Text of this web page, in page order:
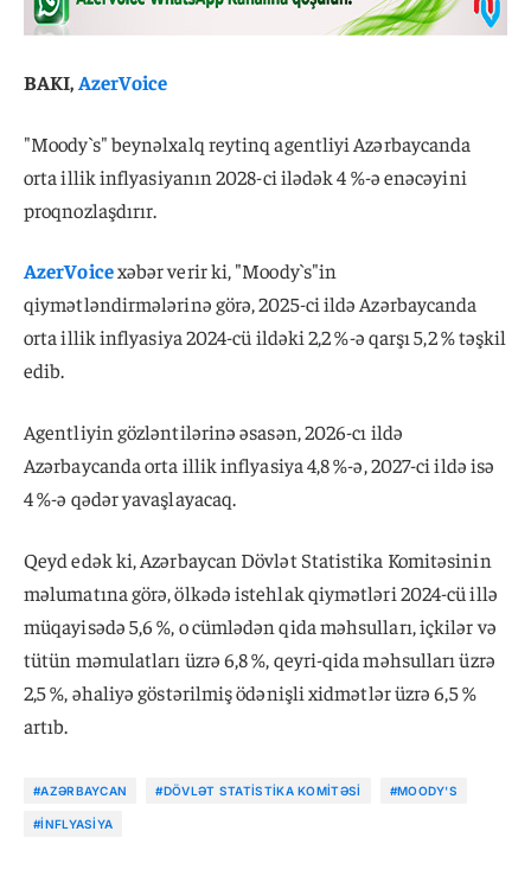
BAKI,AzerVoice
"Moody`s" beynəlxalq reytinq agentliyi Azərbaycanda
orta illik inflyasiyanın 2028-ci ilədək 4 %-ə enəcəyini
proqnozlaşdırır.
AzerVoicexəbər verir ki, "Moody`s"in
qiymətləndirmələrinə görə, 2025-ci ildə Azərbaycanda
orta illik inflyasiya 2024-cü ildəki 2,2 %-ə qarşı 5,2 % təşkil
edib.
Agentliyin gözləntilərinə əsasən, 2026-cı ildə
Azərbaycanda orta illik inflyasiya 4,8 %-ə, 2027-ci ildə isə
4 %-ə qədər yavaşlayacaq.
Qeyd edək ki, Azərbaycan Dövlət Statistika Komitəsinin
məlumatına görə, ölkədə istehlak qiymətləri 2024-cü illə
müqayisədə 5,6 %, o cümlədən qida məhsulları, içkilər və
tütün məmulatları üzrə 6,8 %, qeyri-qida məhsulları üzrə
2,5 %, əhaliyə göstərilmiş ödənişli xidmətlər üzrə 6,5 %
artıb.
#AZƏRBAYCAN #DÖVLƏT STATISTIKA KOMITƏSI #MOODY'S
#INFLYASIYA